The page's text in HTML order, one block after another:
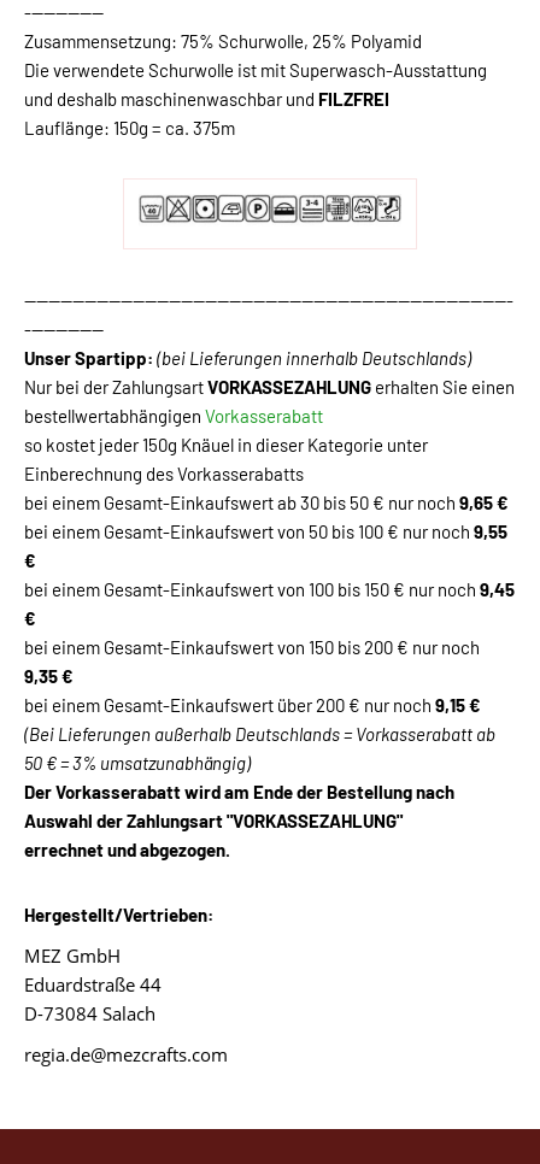
-------------
Zusammensetzung: 75% Schurwolle, 25% Polyamid
Die verwendete Schurwolle ist mit Superwasch-Ausstattung
und deshalb maschinenwaschbar und FILZFREI
Lauflänge: 150g = ca. 375m
---------------------------------------------------------------------------------
-------------
Unser Spartipp: (bei Lieferungen innerhalb Deutschlands)
Nur bei der ZahlungsartVORKASSEZAHLUNG erhalten Sie einen
bestellwertabhängigen Vorkasserabatt
so kostet jeder 150g Knäuel in dieser Kategorie unter
Einberechnung des Vorkasserabatts
bei einem Gesamt-Einkaufswert ab 30 bis 50 € nur noch 9,65 €
bei einem Gesamt-Einkaufswert von 50 bis 100 € nur noch 9,55
€
bei einem Gesamt-Einkaufswert von 100 bis 150 € nur noch 9,45
€
bei einem Gesamt-Einkaufswert von 150 bis 200 € nur noch
9,35 €
bei einem Gesamt-Einkaufswert über 200 € nur noch 9,15 €
(Bei Lieferungen außerhalb Deutschlands = Vorkasserabatt ab
50 € = 3% umsatzunabhängig)
Der Vorkasserabatt wird am Ende der Bestellung nach
Auswahl der Zahlungsart "VORKASSEZAHLUNG"
errechnet und abgezogen.
Hergestellt/Vertrieben:
MEZ GmbH
Eduardstraße 44
D-73084 Salach
regia.de@mezcrafts.com